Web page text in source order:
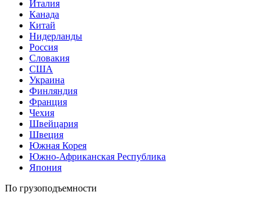
Италия
Канада
Китай
Нидерланды
Россия
Словакия
США
Украина
Финляндия
Франция
Чехия
Швейцария
Швеция
Южная Корея
Южно-Африканская Республика
Япония
По грузоподъемности